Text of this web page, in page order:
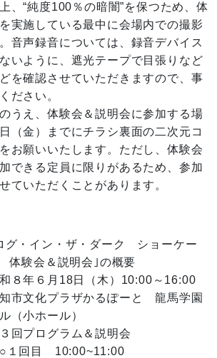
、“純度100％の暗闇”を保つため、体
実施している最中に会場内での撮影
音声録音については、録音デバイス
いように、遮光テープで目張りなど
を確認させていただきますので、事
ださい。
うえ、体験会＆説明会に参加する場
（金）までにチラシ裏面の二次元コ
お願いいたします。ただし、体験会
できる定員に限りがあるため、参加
ていただくことがあります。
グ・イン・ザ・ダーク　ショーケー
体験会＆説明会｣の概要
８年６月18日（木）10:00～16:00
市文化プラザかるぽーと　龍馬学園
（小ホール）
回プログラム＆説明会
10:00~11:00